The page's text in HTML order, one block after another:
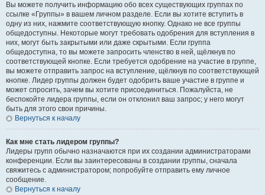
Вы можете получить информацию обо всех существующих группах по
ссылке «Группы» в вашем личном разделе. Если вы хотите вступить в
одну из них, нажмите соответствующую кнопку. Однако не все группы
общедоступны. Некоторые могут требовать одобрения для вступления в
них, могут быть закрытыми или даже скрытыми. Если группа
общедоступна, то вы можете запросить членство в ней, щёлкнув по
соответствующей кнопке. Если требуется одобрение на участие в группе,
вы можете отправить запрос на вступление, щёлкнув по соответствующей
кнопке. Лидер группы должен будет одобрить ваше участие в группе и
может спросить, зачем вы хотите присоединиться. Пожалуйста, не
беспокойте лидера группы, если он отклонил ваш запрос; у него могут
быть для этого свои причины.
Вернуться к началу
Как мне стать лидером группы?
Лидеры групп обычно назначаются при их создании администраторами
конференции. Если вы заинтересованы в создании группы, сначала
свяжитесь с администратором; попробуйте отправить ему личное
сообщение.
Вернуться к началу